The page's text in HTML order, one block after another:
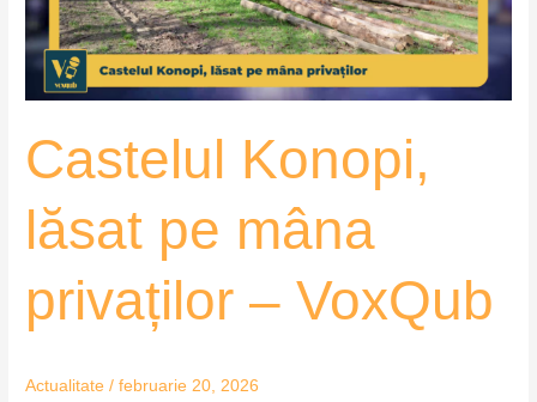
Castelul Konopi,
lăsat pe mâna
privaților – VoxQub
Actualitate /februarie 20, 2026
–
VoxQub